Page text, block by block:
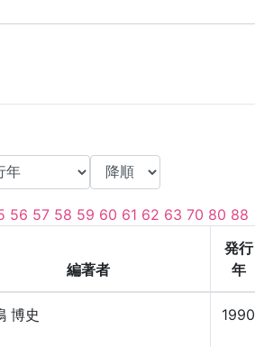
56 57 58 59 60 61 62 63 70 80 88
編著者
発行
年
博史 1990